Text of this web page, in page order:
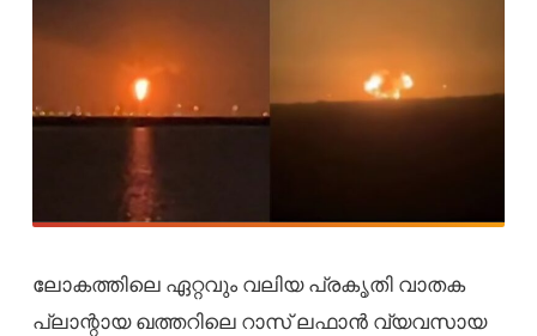
ലോകത്തിലെ ഏറ്റവും വലിയ പ്രകൃതി വാതക
പ്ലാന്റായ ഖത്തറിലെ റാസ് ലഫാൻ വ്യവസായ